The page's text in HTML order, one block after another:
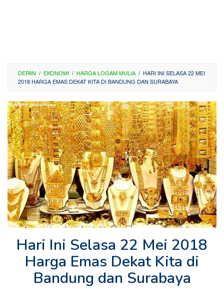
DEPAN / EKONOMI / HARGA LOGAM MULIA / HARI INI SELASA 22 MEI
2018 HARGA EMAS DEKAT KITA DI BANDUNG DAN SURABAYA
Hari Ini Selasa 22 Mei 2018
Harga Emas Dekat Kita di
Bandung dan Surabaya